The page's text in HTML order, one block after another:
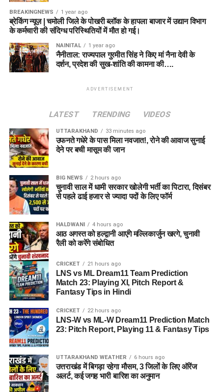
BREAKINGNEWS 1 year ago
ब्रेकिंग न्यूज़ | चमोली जिले के पोखरी ब्लॉक के हापला बाजार में उद्यान विभाग
के कर्मचारी की संदिग्ध परिस्थितियों में मौत हो गई।
NAINITAL 1 year ago
नैनीताल: राज्यपाल गुरमीत सिंह ने किए मां नैना देवी के
दर्शन, प्रदेश की सुख-शांति की कामना की….
ADVERTISEMENT
LATEST TRENDING VIDEOS
UTTARAKHAND 33 minutes ago
उफनते गधेरे के पास मिला नवजात!, रोने की आवाज सुनाई
देने पर बची मासूम की जान
BIG NEWS 2 hours ago
चुनावी साल में धामी सरकार खोलेगी भर्ती का पिटारा, दिसंबर
से पहले ढाई हजार से ज्यादा पदों के लिए फॉर्म
HALDWANI 4 hours ago
आठ अगस्त को हल्द्वानी आएंगे मल्लिकार्जुन खरगे, चुनावी
रैली को करेंगे संबोधित
CRICKET 21 hours ago
LNS vs ML Dream11 Team Prediction
Match 23: Playing XI, Pitch Report &
Fantasy Tips in Hindi
CRICKET 22 hours ago
LNS-W vs ML-W Dream11 Prediction Match
23: Pitch Report, Playing 11 & Fantasy Tips
UTTARAKHAND WEATHER 6 hours ago
उत्तराखंड में बिगड़ा रहेगा मौसम, 3 जिलों के लिए ऑरेंज
अलर्ट, कई जगह भारी बारिश का अनुमान